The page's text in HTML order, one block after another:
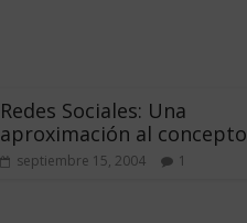
Redes Sociales: Una
aproximación al concepto
septiembre 15, 2004 1